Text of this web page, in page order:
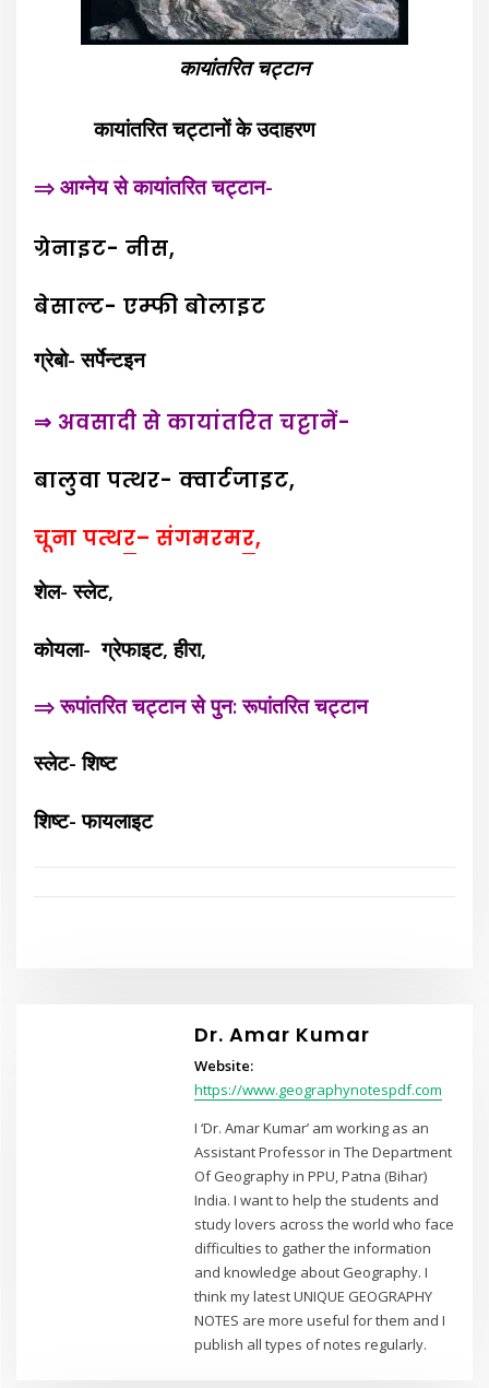
कायांतरित चट्टान
कायांतरित चट्टानों के उदाहरण
⇒ आग्नेय से कायांतरित चट्टान-
ग्रेनाइट- नीस,
बेसाल्ट- एम्फी बोलाइट
ग्रेबो- सर्पेन्टइन
⇒ अवसादी से कायांतरित चट्टानें-
बालुवा पत्थर- क्वार्टजाइट,
चूना पत्थर– संगमरमर,
शेल- स्लेट,
कोयला- ग्रेफाइट, हीरा,
⇒ रूपांतरित चट्टान से पुन: रूपांतरित चट्टान
स्लेट- शिष्ट
शिष्ट- फायलाइट
Dr. Amar Kumar
Website:
https://www.geographynotespdf.com
I ‘Dr. Amar Kumar’ am working as an
Assistant Professor in The Department
Of Geography in PPU, Patna (Bihar)
India. I want to help the students and
study lovers across the world who face
difficulties to gather the information
and knowledge about Geography. I
think my latest UNIQUE GEOGRAPHY
NOTES are more useful for them and I
publish all types of notes regularly.